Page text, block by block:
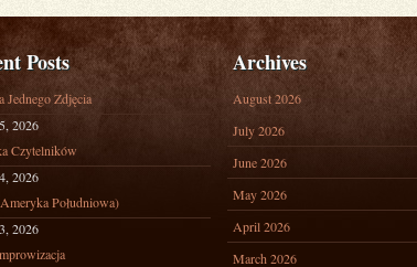
Posts
Jednego Zdjęcia
2026
Czytelników
2026
Południowa)
2026
Archives
August 2026
July 2026
June 2026
May 2026
April 2026
March 2026